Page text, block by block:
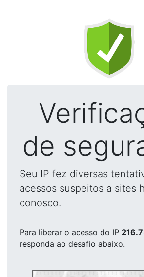
de
Seu IP fez diversas
acessos suspeitos a sites
conosco.
Para liberar o acesso do IP
responda ao desafio abaixo.